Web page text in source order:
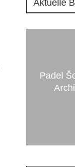
Aktuelle
Padel